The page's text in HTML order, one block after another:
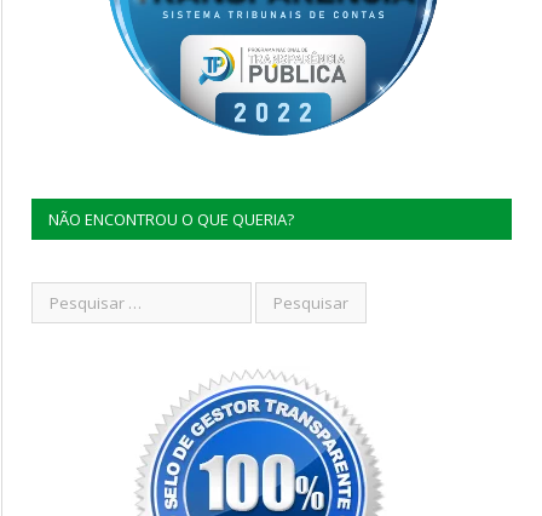
NÃO ENCONTROU O QUE QUERIA?